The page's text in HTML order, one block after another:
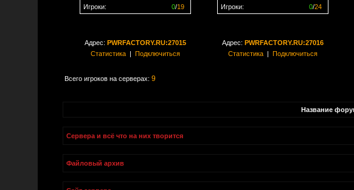
0/19
Игроки:
0/24
Игроки:
Адрес: PWRFACTORY.RU:27015
Статистика| Подключиться
Адрес: PWRFACTORY.RU:27016
Статистика| Подключиться
Всего игроков на серверах: 9
Название
Сервера и всё что на них творится
Файловый архив